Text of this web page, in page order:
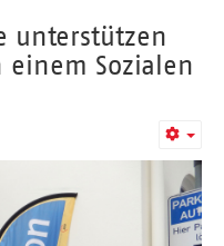
unterstützen
einem Sozialen